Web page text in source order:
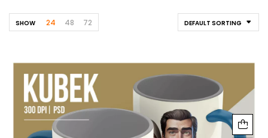
DEFAULT SORTING
SHOW 24 48 72